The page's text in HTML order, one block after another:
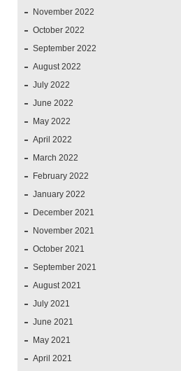
November 2022
October 2022
September 2022
August 2022
July 2022
June 2022
May 2022
April 2022
March 2022
February 2022
January 2022
December 2021
November 2021
October 2021
September 2021
August 2021
July 2021
June 2021
May 2021
April 2021